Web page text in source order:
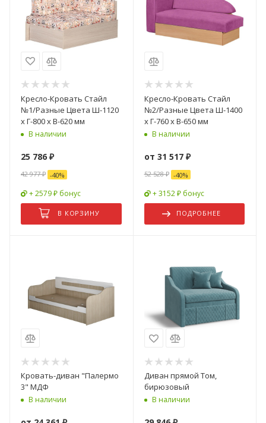
Кресло-Кровать Стайл
№1/Разные Цвета Ш-1120
х Г-800 х В-620 мм
В наличии
25 786 ₽
42 977₽ -40%
+ 2579 ₽ бонус
В КОРЗИНУ
Кресло-Кровать Стайл
№2/Разные Цвета Ш-1400
х Г-760 х В-650 мм
В наличии
от 31 517 ₽
52 528 ₽ -40%
+ 3152 ₽ бонус
ПОДРОБНЕЕ
Кровать-диван "Палермо
3" МДФ
В наличии
Диван прямой Том,
бирюзовый
В наличии